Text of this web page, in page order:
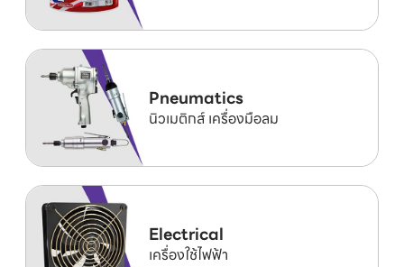
Pneumatics
นิวเมติกส์ เครื่องมือลม
Electrical
เครื่องใช้ไฟฟ้า